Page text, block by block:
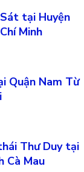
tại Huyện
Minh
Quận Nam Từ
Thư Duy tại
Cà Mau